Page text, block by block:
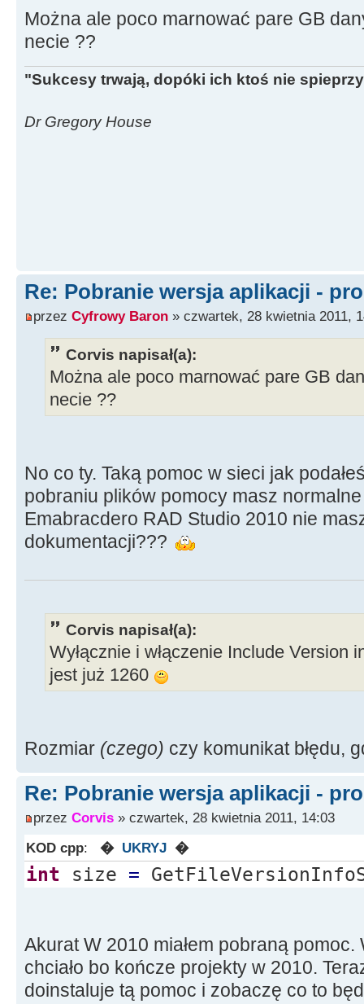
Można ale poco marnować pare GB
necie ??
"Sukcesy trwają, dopóki ich ktoś nie
Dr Gregory House
Re: Pobranie wersja aplikacji -
przez Cyfrowy Baron » czwartek, 28 kwietnia 2011,
Corvis napisał(a):
Można ale poco marnować pare GB
necie ??
No co ty. Taką pomoc w sieci jak
pobraniu plików pomocy masz
Emabracdero RAD Studio 2010 nie
dokumentacji???
Corvis napisał(a):
Wyłącznie i włączenie Include Version
jest już 1260
Rozmiar (czego) czy komunikat błędu,
Re: Pobranie wersja aplikacji -
przez Corvis » czwartek, 28 kwietnia 2011, 14:03
KOD cpp: � UKRYJ �
int size =
Akurat W 2010 miałem pobraną
chciało bo kończe projekty w 2010.
doinstaluje tą pomoc i zobaczę co to